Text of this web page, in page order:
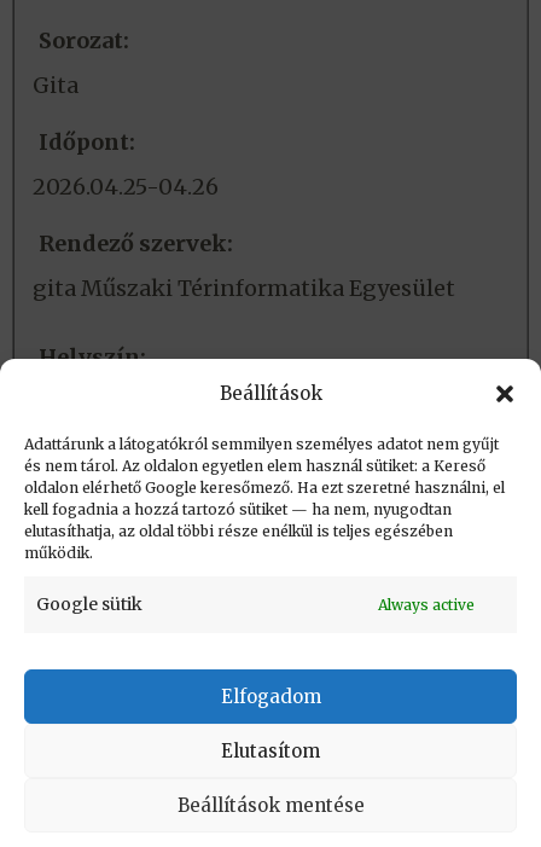
Beállítások
Adattárunk a látogatókról semmilyen személyes adatot nem gyűjt
és nem tárol. Az oldalon egyetlen elem használ sütiket: a Kereső
oldalon elérhető Google keresőmező. Ha ezt szeretné használni, el
kell fogadnia a hozzá tartozó sütiket — ha nem, nyugodtan
elutasíthatja, az oldal többi része enélkül is teljes egészében
működik.
Google sütik Always active
Elfogadom
Elutasítom
Beállítások mentése
Sorozat:
Gita
Időpont:
2026.04.25-04.26
Rendező szervek:
gita Műszaki Térinformatika Egyesület
Helyszín:
Létrehozva (post_date): 2026.05.29. 10:07
Utolsó módosítás (post_modified): 2026.05.29.
10:07
Impresszum
Adatvédelmi tájékoztató
Vissza a lap tetejére